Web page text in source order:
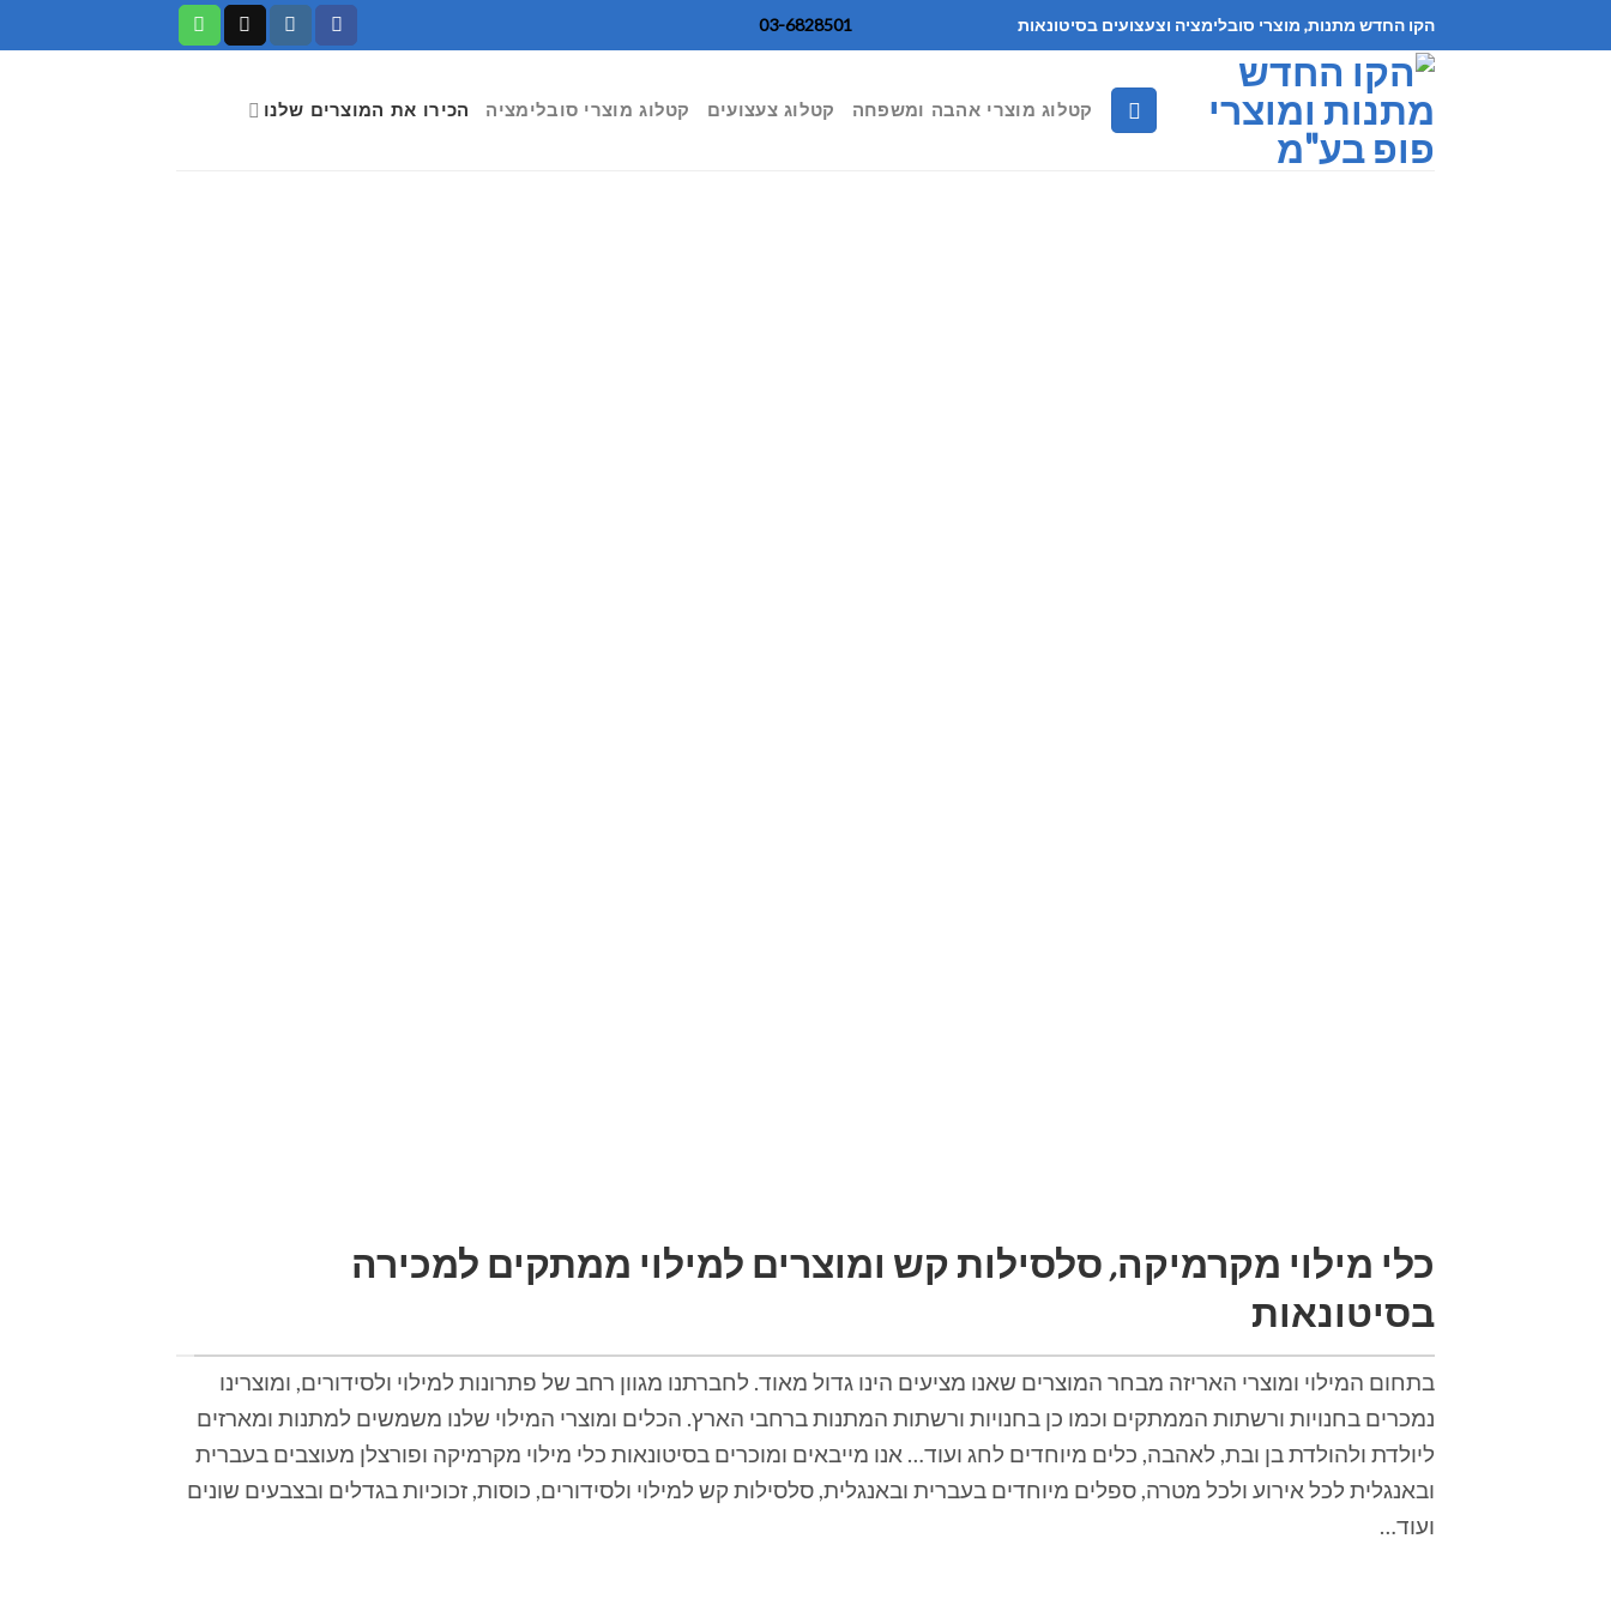
to
הקו החדש מתנות, מוצרי סובלימציה וצעצועים בסיטונאות 03-6828501
קטלוג מוצרי אהבה ומשפחה קטלוג צעצועים קטלוג מוצרי סובלימציה הכירו את המוצרים שלנו
כלי מילוי מקרמיקה, סלסילות קש ומוצרים למילוי ממתקים למכירה
בסיטונאות
בתחום המילוי ומוצרי האריזה מבחר המוצרים שאנו מציעים הינו גדול מאוד. לחברתנו מגוון רחב של פתרונות למילוי ולסידורים, ומוצרינו
נמכרים בחנויות ורשתות הממתקים וכמו כן בחנויות ורשתות המתנות ברחבי הארץ. הכלים ומוצרי המילוי שלנו משמשים למתנות ומארזים
ליולדת ולהולדת בן ובת, לאהבה, כלים מיוחדים לחג ועוד… אנו מייבאים ומוכרים בסיטונאות כלי מילוי מקרמיקה ופורצלן מעוצבים בעברית
ובאנגלית לכל אירוע ולכל מטרה, ספלים מיוחדים בעברית ובאנגלית, סלסילות קש למילוי ולסידורים, כוסות, זכוכיות בגדלים ובצבעים שונים
ועוד…